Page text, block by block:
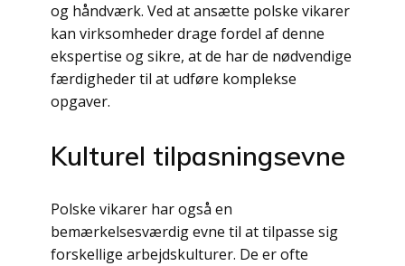
og håndværk. Ved at ansætte polske vikarer
kan virksomheder drage fordel af denne
ekspertise og sikre, at de har de nødvendige
færdigheder til at udføre komplekse
opgaver.
Kulturel tilpasningsevne
Polske vikarer har også en
bemærkelsesværdig evne til at tilpasse sig
forskellige arbejdskulturer. De er ofte